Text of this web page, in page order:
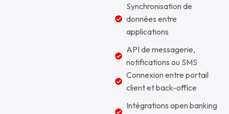
Synchronisation de
données entre
applications
API de messagerie,
notifications ou SMS
Connexion entre portail
client et back-office
Intégrations open banking